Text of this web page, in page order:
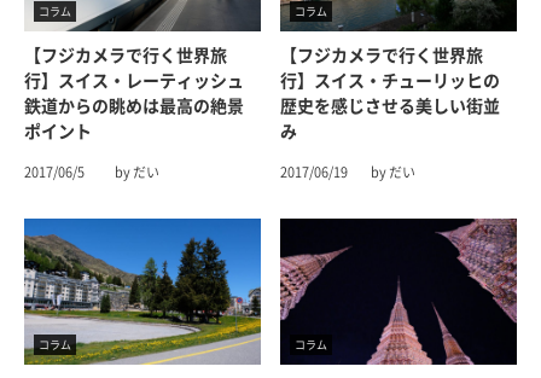
コラム
【フジカメラで行く世界旅
行】スイス・レーティッシュ
鉄道からの眺めは最高の絶景
ポイント
2017/06/5 by だい
コラム
【フジカメラで行く世界旅
行】スイス・チューリッヒの
歴史を感じさせる美しい街並
み
2017/06/19 by だい
コラム コラム